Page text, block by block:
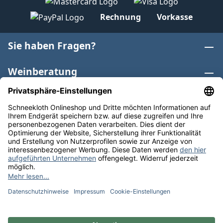
Rechnung Vorkasse
Sie haben Fragen?
Weinberatung
Informationen
Weinkategorien
Internationaler Wein
* Alle Preise inkl. gesetzl. Mehrwertsteuer zzgl.
anders angegeben. Bioprodukte im Bio-Kontrollverfahren